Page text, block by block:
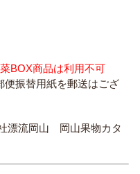
BOX商品は利用不可
振替用紙を郵送はござ
漂流岡山 岡山果物カタ